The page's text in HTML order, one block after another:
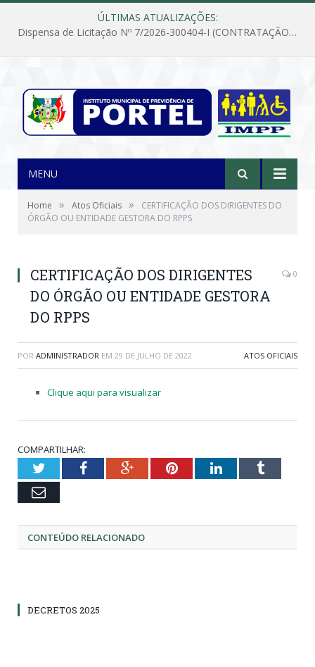
ÚLTIMAS ATUALIZAÇÕES:
Dispensa de Licitação Nº 7/2026-300404-I (CONTRATAÇÃO DE EMPRESA PARA MANUTENÇÃO E REPARAÇÃO DE APARELHOS DE AR CONDICIONADO, EM ATENDIMENTO ÀS NECESSIDADES DO INSTITUTO DE PREVIDÊNCIA MUNICIPAL DE PORTEL/PA)
MENU
Home » Atos Oficiais »
CERTIFICAÇÃO DOS DIRIGENTES DO
ÓRGÃO OU ENTIDADE GESTORA DO RPPS
CERTIFICAÇÃO DOS DIRIGENTES
DO ÓRGÃO OU ENTIDADE GESTORA
DO RPPS
0
POR ADMINISTRADOR EM 29 DE JULHO DE 2022 ATOS OFICIAIS
Clique aqui para visualizar
COMPARTILHAR:
TwitterFacebookGoogle+PinterestLinkedInTumblr
Email
CONTEÚDO RELACIONADO
DECRETOS 2025